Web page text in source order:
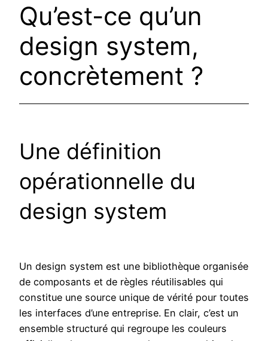
Qu’est-ce qu’un
design system,
concrètement ?
Une définition
opérationnelle du
design system
Un design system est une bibliothèque organisée
de composants et de règles réutilisables qui
constitue une source unique de vérité pour toutes
les interfaces d’une entreprise. En clair, c’est un
ensemble structuré qui regroupe les couleurs